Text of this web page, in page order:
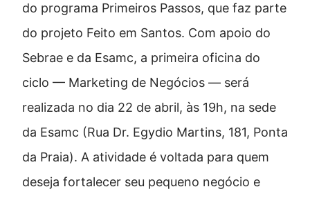
do programa Primeiros Passos, que faz parte
do projeto Feito em Santos. Com apoio do
Sebrae e da Esamc, a primeira oficina do
ciclo — Marketing de Negócios — será
realizada no dia 22 de abril, às 19h, na sede
da Esamc (Rua Dr. Egydio Martins, 181, Ponta
da Praia). A atividade é voltada para quem
deseja fortalecer seu pequeno negócio e